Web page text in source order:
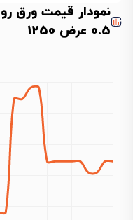
0.5 عرض 1250